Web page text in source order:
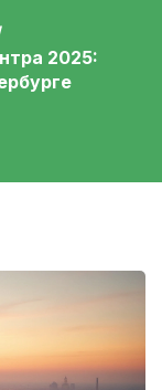
2025: